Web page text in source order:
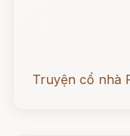
Truyện cổ nhà